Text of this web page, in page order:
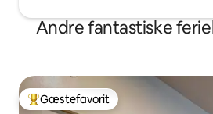
Andre fantastiske
Bedste gæstefavorit
Gæstefavorit